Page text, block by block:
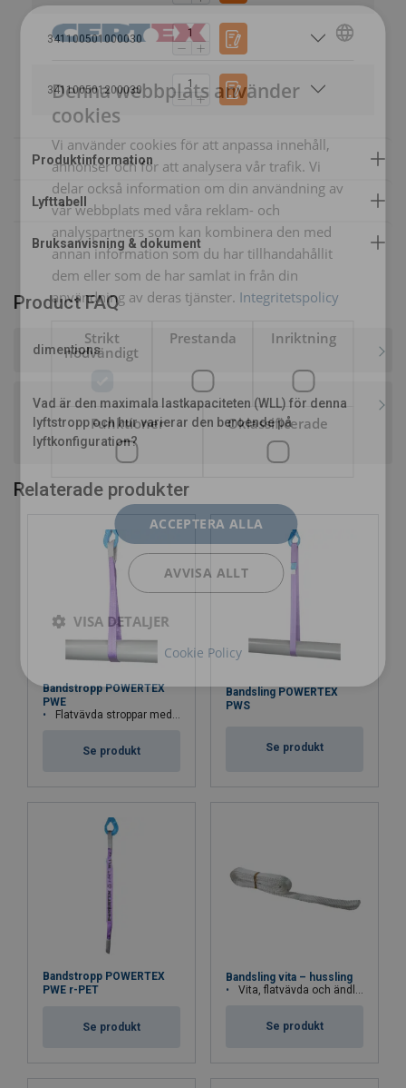
341100501000030
341100501200030
Material:
Arbetstemperatur:
Standard:
Säkerhetsfaktor:
Safety Factor 7:1 Width
60 mm
2,0
150 mm
10,0
16,0
300 mm
24,0
Factor (K
Product FAQ
dimentions
Vad är den maximala lastkapaciteten (WLL) för denna
lyftstropp och hur varierar den beroende på
lyftkonfiguration?
Relaterade produkter
Bandstropp POWERTEX
PWE
Flatvävda stroppar med invikta och förstärkta öglor
Se produkt
Bandsling POWERTEX
PWS
Se produkt
Bandstropp POWERTEX
PWE r-PET
Se produkt
Bandsling vita – hussling
Vita, flatvävda och ändlösa sling.
Se produkt
ENGLISH TRANSLATION
Denna webbplats använder
cookies
Vi använder cookies för att anpassa innehåll,
annonser och för att analysera vår trafik. Vi
delar också information om din användning av
vår webbplats med våra reklam- och
analyspartners som kan kombinera den med
annan information som du har tillhandahållit
dem eller som de har samlat in från din
användning av deras tjänster. Integritetspolicy
Strikt
nödvändigt
Prestanda Inriktning
Funktioner Oklassificerade
ACCEPTERA ALLA
AVVISA ALLT
VISA DETALJER
Cookie Policy